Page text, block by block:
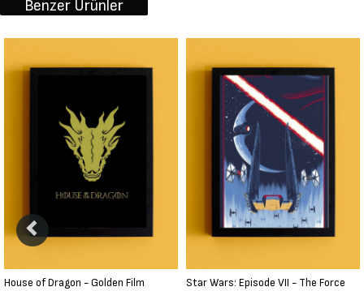
Benzer Ürünler
Star Wars: Episode VII - The Force
Harry Potter - Dobby Film Poster